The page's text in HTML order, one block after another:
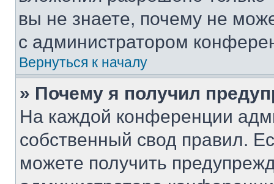
вы не знаете, почему не
с администратором
Вернуться к началу
» Почему я получил
На каждой конференции
собственный свод правил.
можете получить